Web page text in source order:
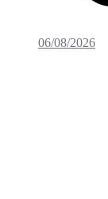
06/08/2026